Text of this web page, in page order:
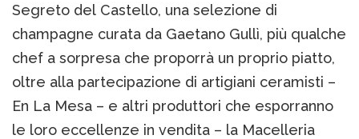
Segreto del Castello, una selezione di
champagne curata da Gaetano Gullì, più qualche
chef a sorpresa che proporrà un proprio piatto,
oltre alla partecipazione di artigiani ceramisti –
En La Mesa – e altri produttori che esporranno
le loro eccellenze in vendita – la Macelleria